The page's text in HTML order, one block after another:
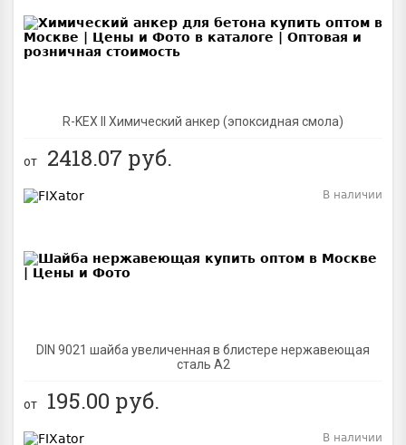
R-KEX II Химический анкер (эпоксидная смола)
от 2418.07 руб.
DIN 9021 шайба увеличенная в блистере нержавеющая
сталь A2
В наличии
от 195.00 руб.
В наличии